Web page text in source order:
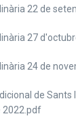
22 de
27
24 de
de Sants
2022.pdf